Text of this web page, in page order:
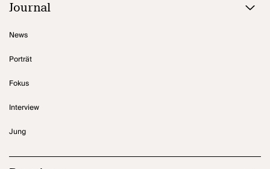
Journal
News
Porträt
Fokus
Interview
Jung